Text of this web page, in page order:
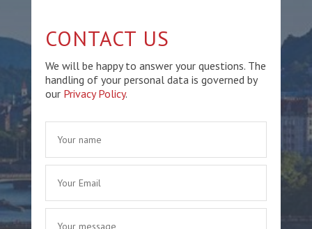
CONTACT US
We will be happy to answer your questions. The
handling of your personal data is governed by
our Privacy Policy.